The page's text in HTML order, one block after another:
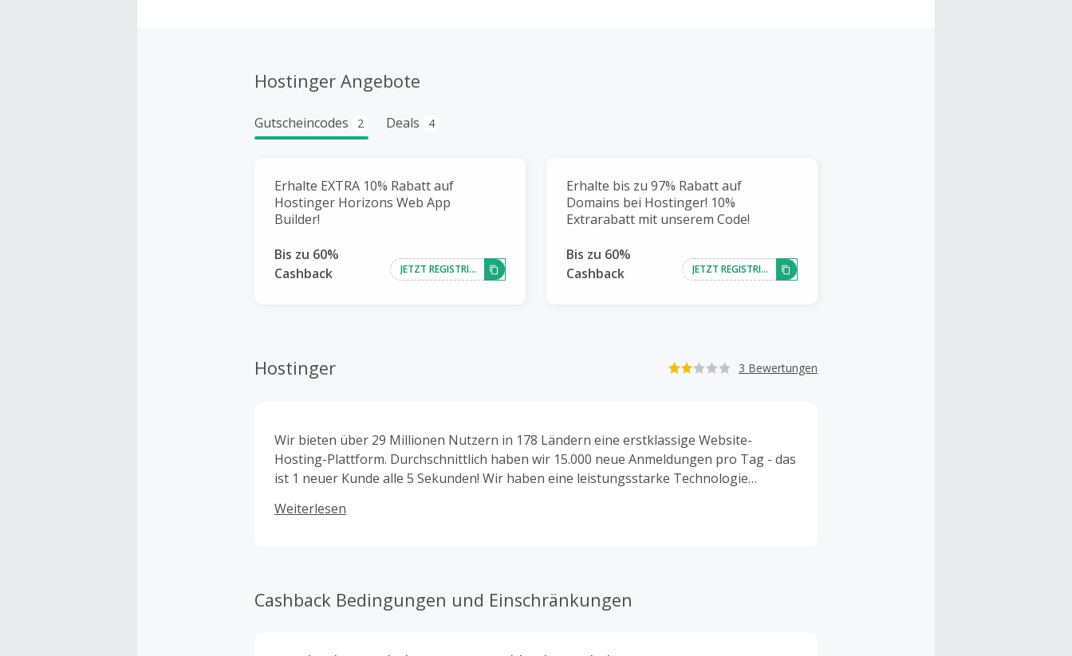
Hostinger Angebote
Gutscheincodes 2 Deals 4
Erhalte EXTRA 10% Rabatt auf
Hostinger Horizons Web App
Builder!
Bis zu 60%
Cashback
JETZT REGISTRIEREN
Erhalte bis zu 97% Rabatt auf
Domains bei Hostinger! 10%
Extrarabatt mit unserem Code!
Bis zu 60%
Cashback
JETZT REGISTRIEREN
Hostinger 3 Bewertungen
Wir bieten über 29 Millionen Nutzern in 178 Ländern eine erstklassige Website-
Hosting-Plattform. Durchschnittlich haben wir 15.000 neue Anmeldungen pro Tag - das
ist 1 neuer Kunde alle 5 Sekunden! Wir haben eine leistungsstarke Technologie
Weiterlesen
Cashback Bedingungen und Einschränkungen